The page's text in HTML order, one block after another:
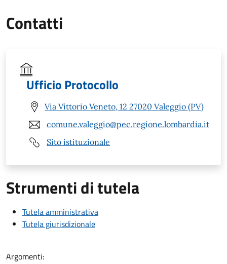
Contatti
Ufficio Protocollo
Via Vittorio Veneto, 12 27020 Valeggio (PV)
comune.valeggio@pec.regione.lombardia.it
Sito istituzionale
Strumenti di tutela
Tutela amministrativa
Tutela giurisdizionale
Argomenti: